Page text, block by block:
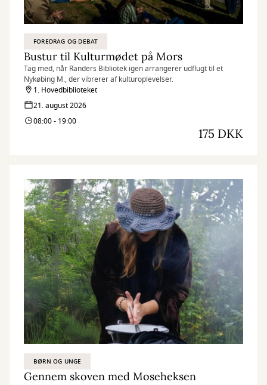
FOREDRAG OG DEBAT
Bustur til Kulturmødet på Mors
Tag med, når Randers Bibliotek igen arrangerer udflugt til et
Nykøbing M., der vibrerer af kulturoplevelser.
1. Hovedbiblioteket
21. august 2026
08:00 - 19:00
175 DKK
BØRN OG UNGE
Gennem skoven med Moseheksen